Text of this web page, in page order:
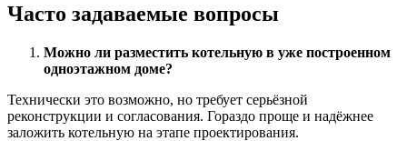
Часто задаваемые вопросы
Можно ли разместить котельную в уже построенном
одноэтажном доме?
Технически это возможно, но требует серьёзной
реконструкции и согласования. Гораздо проще и надёжнее
заложить котельную на этапе проектирования.